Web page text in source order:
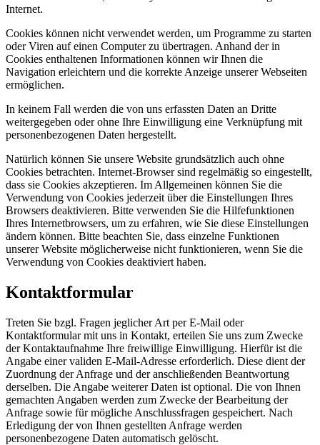
Internet.
Cookies können nicht verwendet werden, um Programme zu starten
oder Viren auf einen Computer zu übertragen. Anhand der in
Cookies enthaltenen Informationen können wir Ihnen die
Navigation erleichtern und die korrekte Anzeige unserer Webseiten
ermöglichen.
In keinem Fall werden die von uns erfassten Daten an Dritte
weitergegeben oder ohne Ihre Einwilligung eine Verknüpfung mit
personenbezogenen Daten hergestellt.
Natürlich können Sie unsere Website grundsätzlich auch ohne
Cookies betrachten. Internet-Browser sind regelmäßig so eingestellt,
dass sie Cookies akzeptieren. Im Allgemeinen können Sie die
Verwendung von Cookies jederzeit über die Einstellungen Ihres
Browsers deaktivieren. Bitte verwenden Sie die Hilfefunktionen
Ihres Internetbrowsers, um zu erfahren, wie Sie diese Einstellungen
ändern können. Bitte beachten Sie, dass einzelne Funktionen
unserer Website möglicherweise nicht funktionieren, wenn Sie die
Verwendung von Cookies deaktiviert haben.
Kontaktformular
Treten Sie bzgl. Fragen jeglicher Art per E-Mail oder
Kontaktformular mit uns in Kontakt, erteilen Sie uns zum Zwecke
der Kontaktaufnahme Ihre freiwillige Einwilligung. Hierfür ist die
Angabe einer validen E-Mail-Adresse erforderlich. Diese dient der
Zuordnung der Anfrage und der anschließenden Beantwortung
derselben. Die Angabe weiterer Daten ist optional. Die von Ihnen
gemachten Angaben werden zum Zwecke der Bearbeitung der
Anfrage sowie für mögliche Anschlussfragen gespeichert. Nach
Erledigung der von Ihnen gestellten Anfrage werden
personenbezogene Daten automatisch gelöscht.